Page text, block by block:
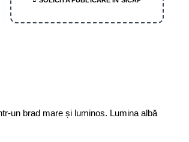
un brad mare și luminos. Lumina albă